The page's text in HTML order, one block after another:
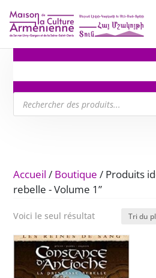
Recherche
de
produits
Accueil / Boutique / Produits
rebelle - Volume 1”
Voici le seul résultat